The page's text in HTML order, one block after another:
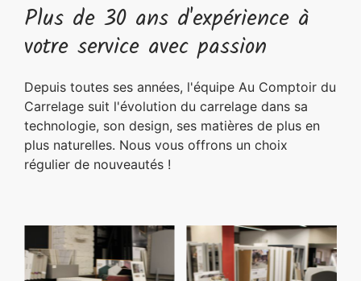
Plus de 30 ans d'expérience à
votre service avec passion
Depuis toutes ses années, l'équipe Au Comptoir du
Carrelage suit l'évolution du carrelage dans sa
technologie, son design, ses matières de plus en
plus naturelles. Nous vous offrons un choix
régulier de nouveautés !